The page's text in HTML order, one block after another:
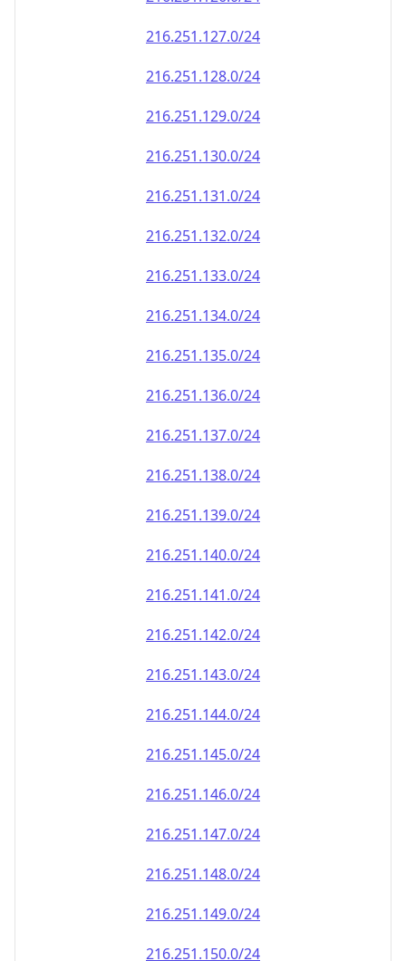
216.251.127.0/24
216.251.128.0/24
216.251.129.0/24
216.251.130.0/24
216.251.131.0/24
216.251.132.0/24
216.251.133.0/24
216.251.134.0/24
216.251.135.0/24
216.251.136.0/24
216.251.137.0/24
216.251.138.0/24
216.251.139.0/24
216.251.140.0/24
216.251.141.0/24
216.251.142.0/24
216.251.143.0/24
216.251.144.0/24
216.251.145.0/24
216.251.146.0/24
216.251.147.0/24
216.251.148.0/24
216.251.149.0/24
216.251.150.0/24